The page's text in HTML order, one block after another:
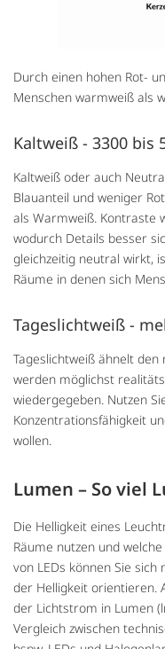
Durch einen hohen Rot-
Menschen warmweiß als
Kaltweiß - 3300 bis
Kaltweiß oder auch
Blauanteil und weniger
als Warmweiß. Kontraste
wodurch Details besser
gleichzeitig neutral wirkt,
Räume in denen sich
Tageslichtweiß -
Tageslichtweiß ähnelt
werden möglichst
wiedergegeben. Nutzen
Konzentrationsfähigkeit
wollen.
Lumen – So viel
Die Helligkeit eines
Räume nutzen und
von LEDs können Sie
der Helligkeit orientieren.
der Lichtstrom in Lumen
Vergleich zwischen